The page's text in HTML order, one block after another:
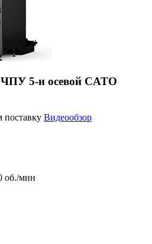
5-и осевой CATO
Видеообзор
об./мин